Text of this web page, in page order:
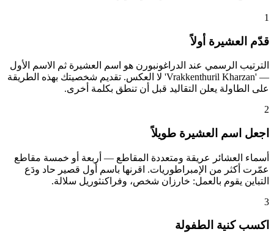
1
قدّم العشيرة أولاً
الترتيب الرسمي عند الدراغونبورن هو اسم العشيرة ثم الاسم الأول
— 'Vrakkenthuril Kharzan' لا العكس. تقديم شخصيتك بهذه الطريقة
على الطاولة يعلن التقاليد قبل أن تنطق بكلمة أخرى.
2
اجعل اسم العشيرة طويلاً
أسماء العشائر عريقة ومتعددة المقاطع — أربعة أو خمسة مقاطع
عمّرت أكثر من الإمبراطوريات. اقرنها باسم أول قصير حاد ودَع
التباين يقوم بالعمل: خارزان شخص، وفراكنثوريل سلالة.
3
اكسب كنية الطفولة